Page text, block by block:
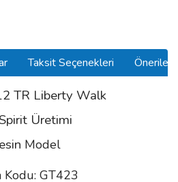
Taksit Seçenekleri
TR Liberty Walk
Üretimi
Model
Kodu: GT423